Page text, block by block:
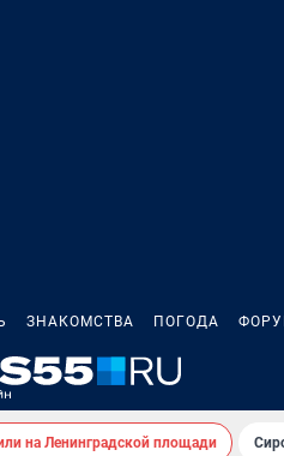
ЗНАКОМСТВА ПОГОДА
на Ленинградской площади